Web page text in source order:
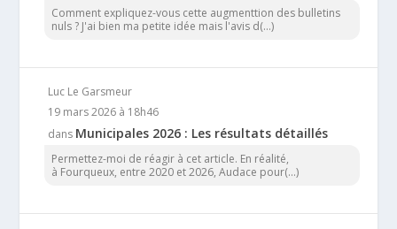
Comment expliquez-vous cette augmenttion des bulletins
nuls ? J'ai bien ma petite idée mais l'avis d(...)
Luc Le Garsmeur
19 mars 2026 à 18h46
dans Municipales 2026 : Les résultats détaillés
Permettez-moi de réagir à cet article. En réalité,
à Fourqueux, entre 2020 et 2026, Audace pour(...)